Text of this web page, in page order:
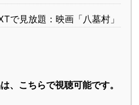
で見放題：映画「八墓村」
、こちらで視聴可能です。